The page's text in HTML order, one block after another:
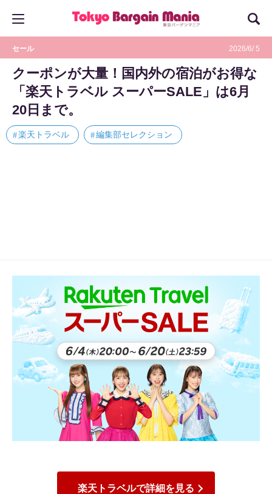
セール 2026/6/ 5
クーポンが大量！国内外の宿泊がお得な
「楽天トラベル スーパーSALE」は6月
20日まで。
楽天トラベル 編集部セレクション
楽天トラベルで詳細を見る